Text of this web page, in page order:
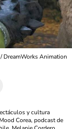
DreamWorks Animation
y cultura
Corea, podcast de